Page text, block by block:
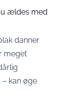
ældes med
danner
meget
kan øge